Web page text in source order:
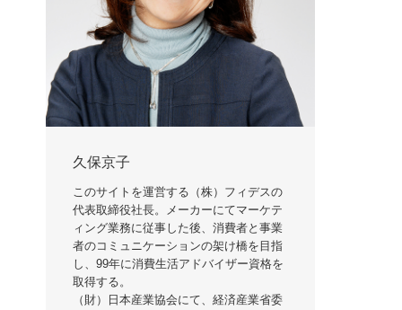
久保京子
このサイトを運営する（株）フィデスの
代表取締役社長。メーカーにてマーケテ
ィング業務に従事した後、消費者と事業
者のコミュニケーションの架け橋を目指
し、99年に消費生活アドバイザー資格を
取得する。
（財）日本産業協会にて、経済産業省委